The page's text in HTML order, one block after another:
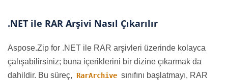
.NET ile RAR Arşivi Nasıl Çıkarılır
Aspose.Zip for .NET ile RAR arşivleri üzerinde kolayca
çalışabilirsiniz; buna içeriklerini bir dizine çıkarmak da
dahildir. Bu süreç, RarArchive sınıfını başlatmayı, RAR